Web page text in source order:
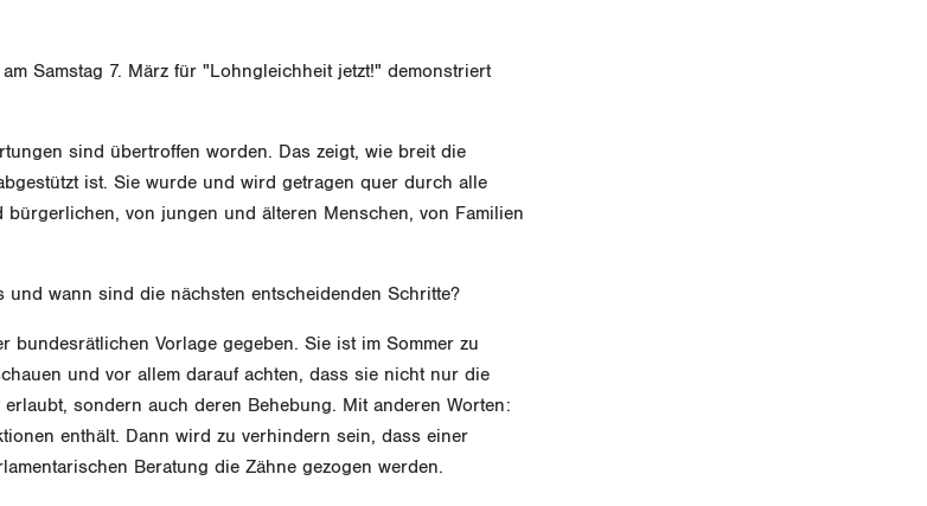
Samstag 7. März für "Lohngleichheit jetzt!" demonstriert
sind übertroffen worden. Das zeigt, wie breit die
ist. Sie wurde und wird getragen quer durch alle
von jungen und älteren Menschen, von Familien
und wann sind die nächsten entscheidenden Schritte?
bundesrätlichen Vorlage gegeben. Sie ist im Sommer zu
und vor allem darauf achten, dass sie nicht nur die
sondern auch deren Behebung. Mit anderen Worten:
enthält. Dann wird zu verhindern sein, dass einer
Beratung die Zähne gezogen werden.